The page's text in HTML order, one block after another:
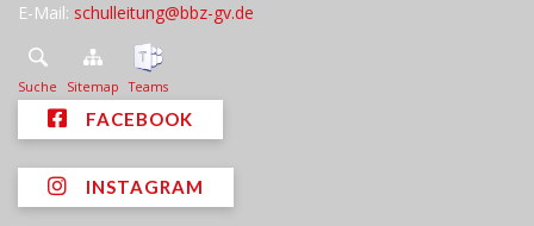
E-Mail: schulleitung@bbz-gv.de
Suche Sitemap Teams
FACEBOOK
INSTAGRAM